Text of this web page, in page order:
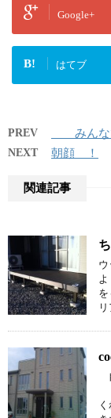
Google+
B! はてブ
PREV みんな
NEXT 朝顔 ！
関連記事